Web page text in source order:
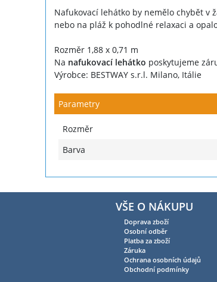
Nafukovací lehátko by nemělo chybět v
nebo na pláž k pohodlné relaxaci a
Rozměr 1,88 x 0,71 m
Na nafukovací lehátko poskytujeme
Výrobce: BESTWAY s.r.l. Milano, Itálie
Parametry
Rozměr
Barva
VŠE O NÁKUPU
Doprava zboží
Osobní odběr
Platba za zboží
Záruka
Ochrana osobních údajů
Obchodní podmínky